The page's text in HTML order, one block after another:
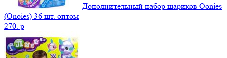
Дополнительный набор шариков Oonies
(Onoies) 36 шт. оптом
270. p